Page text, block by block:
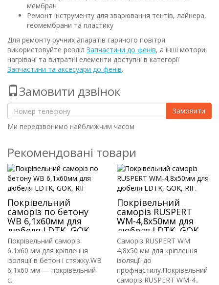
мембран
Ремонт інструменту для зварювання тентів, лайнера,
геомембрани та пластику
Для ремонту ручних апаратів гарячого повітря
використовуйте розділ Запчастини до фенів, а інші мотори,
нагрівачі та витратні елементи доступні в категорії
Запчастини та аксесуари до фенів.
Замовити дзвінок
Замовити
Ми передзвонимо найближчим часом
Рекомендовані товари
Покрівельний
саморіз по бетону
WB 6,1х60мм для
дюбеля LDTK, GOK,
RIF
Покрівельний саморіз
6,1х60 мм для кріплення
ізоляції в бетон і стяжку.WB
6,1х60 мм — покрівельний
с..
Покрівельний
саморіз RUSPERT
WM-4,8х50мм для
дюбеля LDTK, GOK,
RIF.
Саморіз RUSPERT WM
4,8х50 мм для кріплення
ізоляції до
профнастилу.Покрівельний
саморіз RUSPERT WM-4..